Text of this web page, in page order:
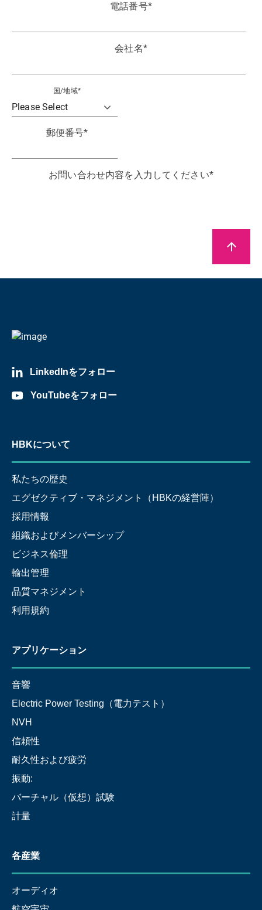
電話番号*
会社名*
国/地域*
郵便番号*
お問い合わせ内容を入力してください*
HBKからのマーケティング通信（メルマガ等）の受
hbkworld.comによる個人データの保存および処理
arrow_upward
LinkedInをフォロー
YouTubeをフォロー
HBKについて
私たちの歴史
エグゼクティブ・マネジメント（HBKの経営陣）
採用情報
組織およびメンバーシップ
ビジネス倫理
輸出管理
品質マネジメント
利用規約
アプリケーション
音響
Electric Power Testing（電力テスト）
NVH
信頼性
耐久性および疲労
振動:
バーチャル（仮想）試験
計量
各産業
オーディオ